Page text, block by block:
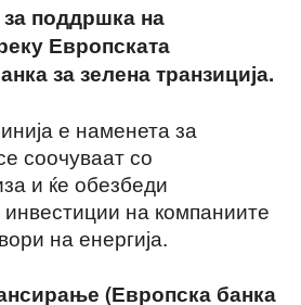
поддршка на
Европската
за зелена транзиција.
е наменета за
соочуваат со
и ќе обезбеди
на компаниите
на енергија.
(Европска банка